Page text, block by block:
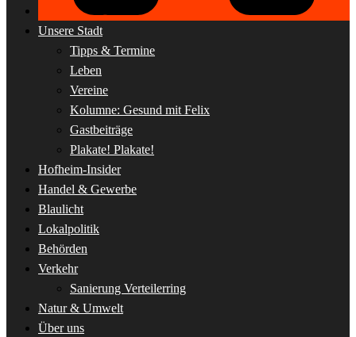
Unsere Stadt
Tipps & Termine
Leben
Vereine
Kolumne: Gesund mit Felix
Gastbeiträge
Plakate! Plakate!
Hofheim-Insider
Handel & Gewerbe
Blaulicht
Lokalpolitik
Behörden
Verkehr
Sanierung Verteilerring
Natur & Umwelt
Über uns